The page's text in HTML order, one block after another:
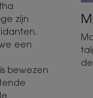
zijn
een
bewezen